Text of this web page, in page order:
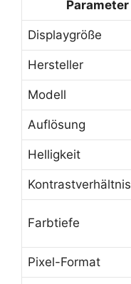
Parameter
Displaygröße
Hersteller
Modell
Auflösung
Helligkeit
Kontrastverhältnis
Farbtiefe
Pixel-Format